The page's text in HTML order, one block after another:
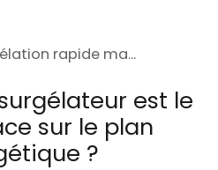
rapide ma...
est le
sur le plan
?